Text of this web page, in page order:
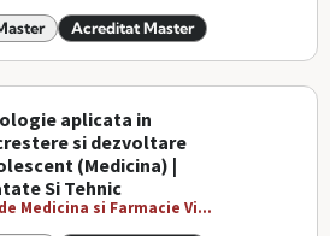
Acreditat Master
aplicata in
si dezvoltare
(Medicina) |
Si Tehnic
Medicina si Farmacie Vi...